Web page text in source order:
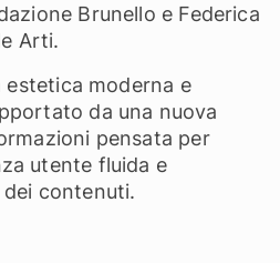
Brunello e Federica
Arti.
moderna e
da una nuova
pensata per
utente fluida e
dei contenuti.